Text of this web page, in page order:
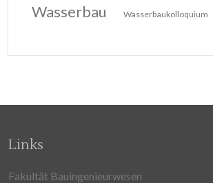
Wasserbau Wasserbaukolloquium
Links
Fakultät Bauingenieurwesen